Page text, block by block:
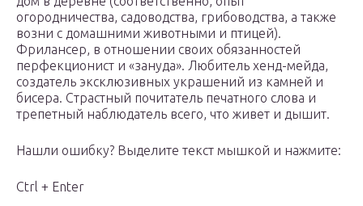
огородничества, садоводства, грибоводства, а также
возни с домашними животными и птицей).
Фрилансер, в отношении своих обязанностей
перфекционист и «зануда». Любитель хенд-мейда,
создатель эксклюзивных украшений из камней и
бисера. Страстный почитатель печатного слова и
трепетный наблюдатель всего, что живет и дышит.
Нашли ошибку? Выделите текст мышкой и нажмите:
Ctrl + Enter